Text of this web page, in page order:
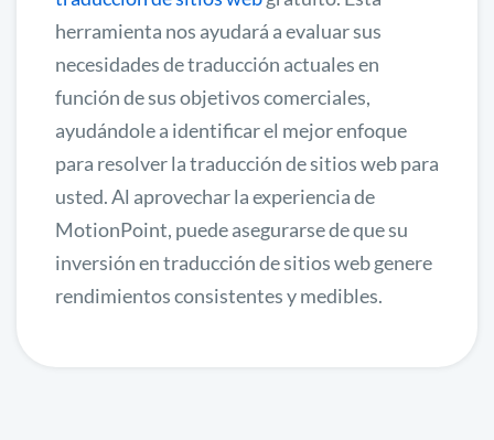
herramienta nos ayudará a evaluar sus
necesidades de traducción actuales en
función de sus objetivos comerciales,
ayudándole a identificar el mejor enfoque
para resolver la traducción de sitios web para
usted. Al aprovechar la experiencia de
MotionPoint, puede asegurarse de que su
inversión en traducción de sitios web genere
rendimientos consistentes y medibles.